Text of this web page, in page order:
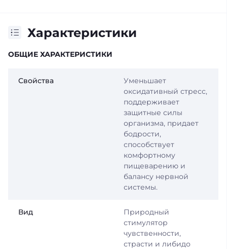
Характеристики
ОБЩИЕ ХАРАКТЕРИСТИКИ
Свойства
Уменьшает
оксидативный стресс,
поддерживает
защитные силы
организма, придает
бодрости,
способствует
комфортному
пищеварению и
балансу нервной
системы.
Вид
Природный
стимулятор
чувственности,
страсти и либидо